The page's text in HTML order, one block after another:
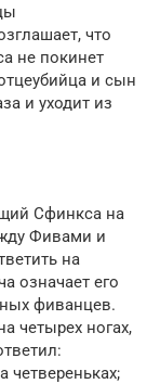
что
не покинет
и сын
и уходит из
Сфинкса на
Фивами и
на
означает его
фиванцев.
четырех ногах,
четвереньках;